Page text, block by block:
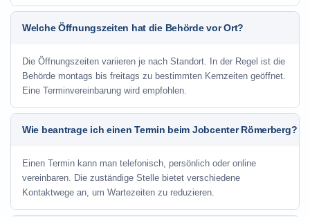
Welche Öffnungszeiten hat die Behörde vor Ort?
Die Öffnungszeiten variieren je nach Standort. In der Regel ist die
Behörde montags bis freitags zu bestimmten Kernzeiten geöffnet.
Eine Terminvereinbarung wird empfohlen.
Wie beantrage ich einen Termin beim Jobcenter Römerberg?
Einen Termin kann man telefonisch, persönlich oder online
vereinbaren. Die zuständige Stelle bietet verschiedene
Kontaktwege an, um Wartezeiten zu reduzieren.